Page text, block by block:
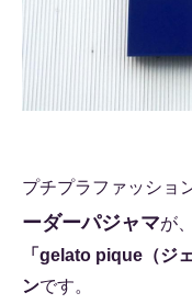
プチプラファッショ
ーダーパジャマが
「gelato pique（ジ
ンです。